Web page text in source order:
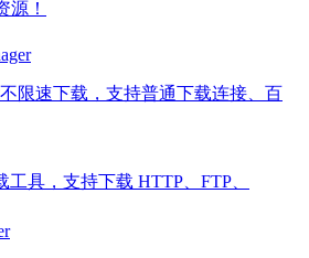
源！
限速下载，支持普通下载连接、百
具，支持下载 HTTP、FTP、